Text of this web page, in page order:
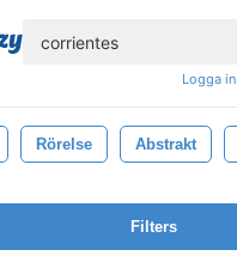
Logga in
Rörelse Abstrakt
Filters